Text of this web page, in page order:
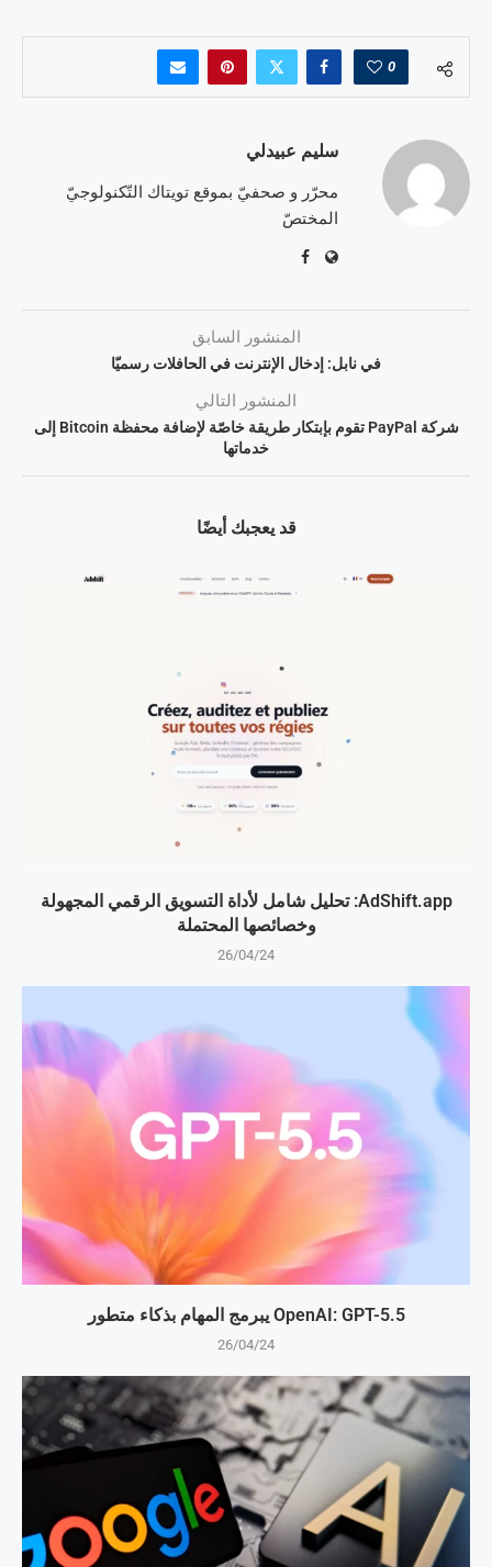
0
سليم عبيدلي
محرّر و صحفيّ بموقع تويتاك التّكنولوجيّ
المختصّ
المنشور السابق
في نابل: إدخال الإنترنت في الحافلات رسميّا
المنشور التالي
شركة PayPal تقوم بإبتكار طريقة خاصّة لإضافة محفظة Bitcoin إلى
خدماتها
قد يعجبك أيضًا
AdShift.app: تحليل شامل لأداة التسويق الرقمي المجهولة
وخصائصها المحتملة
26/04/24
OpenAI: GPT-5.5 يبرمج المهام بذكاء متطور
26/04/24